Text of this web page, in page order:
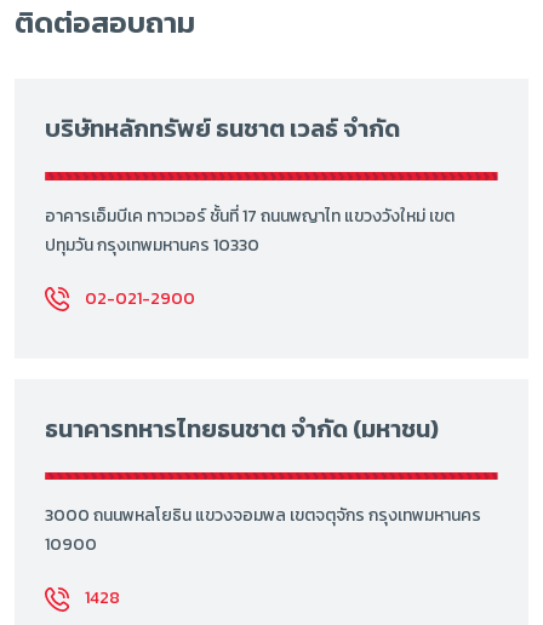
ติดต่อสอบถาม
บริษัทหลักทรัพย์ ธนชาต เวลธ์ จำกัด
อาคารเอ็มบีเค ทาวเวอร์ ชั้นที่ 17 ถนนพญาไท แขวงวังใหม่ เขต
ปทุมวัน กรุงเทพมหานคร 10330
02-021-2900
ธนาคารทหารไทยธนชาต จำกัด (มหาชน)
3000 ถนนพหลโยธิน แขวงจอมพล เขตจตุจักร กรุงเทพมหานคร
10900
1428